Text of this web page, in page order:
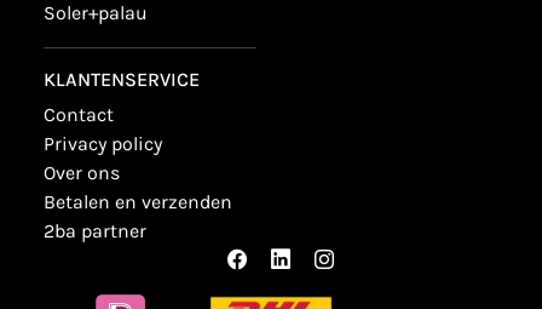
soler+palau
KLANTENSERVICE
contact
privacy policy
over ons
betalen en verzenden
2ba partner